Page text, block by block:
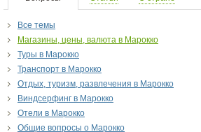
Все темы
Магазины, цены, валюта в Марокко
Туры в Марокко
Транспорт в Марокко
Отдых, туризм, развлечения в Марокко
Виндсерфинг в Марокко
Отели в Марокко
Общие вопросы о Марокко